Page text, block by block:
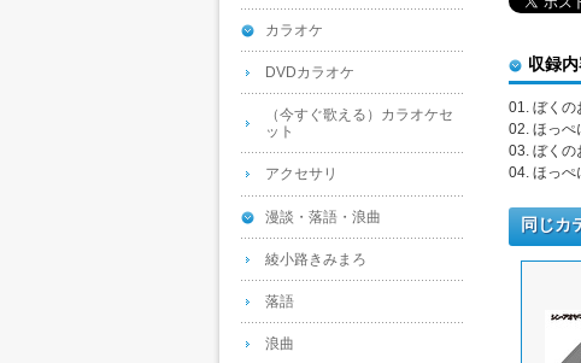
収録
01. ぼくの
02. ほっぺ
03. ぼくの
04. ほっぺ
同じカ
カラオケ
DVDカラオケ
（今すぐ歌える）カラオケセ
ット
アクセサリ
漫談・落語・浪曲
綾小路きみまろ
落語
浪曲